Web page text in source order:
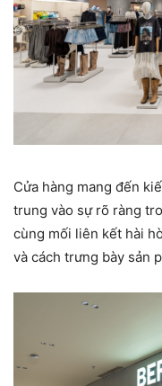
Cửa hàng mang đến
trung vào sự rõ ràng
cùng mối liên kết hài
và cách trưng bày sản